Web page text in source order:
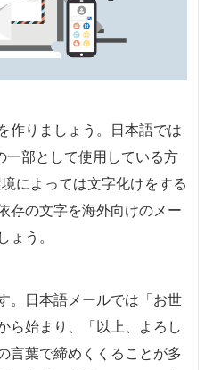
作りましょう。日本語では
部として使用している方
によっては文字化けをする
存の文字を海外向けのメー
ょう。
。日本語メールでは「お世
ら始まり、「以上、よろし
言葉で締めくくることが多